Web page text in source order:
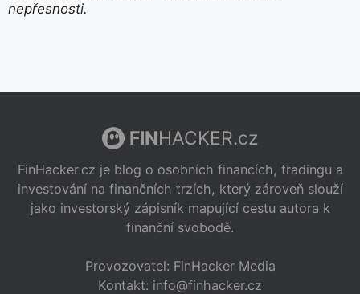
nepřesnosti.
FINHACKER.cz
FinHacker.cz je blog o osobních financích, tradingu a
investování na finančních trzích, který zároveň slouží
jako investorský zápisník mapující cestu autora k
finanční svobodě.
Provozovatel: FinHacker Media
Kontakt: info@finhacker.cz